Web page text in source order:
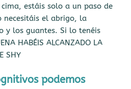
estáis solo a un paso de
necesitáis el abrigo, la
y los guantes. Si lo tenéis
HABÉIS ALCANZADO LA
SHY
podemos